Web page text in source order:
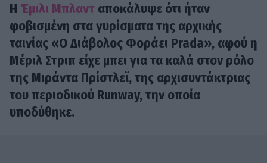
Η Έμιλι Μπλαντ αποκάλυψε ότι ήταν
φοβισμένη στα γυρίσματα της αρχικής
ταινίας «Ο Διάβολος Φοράει Prada», αφού η
Μέριλ Στριπ είχε μπει για τα καλά στον ρόλο
της Μιράντα Πρίστλεϊ, της αρχισυντάκτριας
του περιοδικού Runway, την οποία
υποδύθηκε.